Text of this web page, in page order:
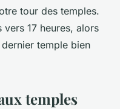
tour des temples.
17 heures, alors
temple bien
temples